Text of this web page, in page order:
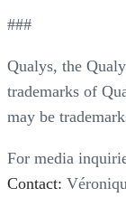
###
Qualys, the
trademarks of
may be
For media
Contact: